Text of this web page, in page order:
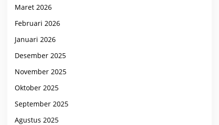
Maret 2026
Februari 2026
Januari 2026
Desember 2025
November 2025
Oktober 2025
September 2025
Agustus 2025